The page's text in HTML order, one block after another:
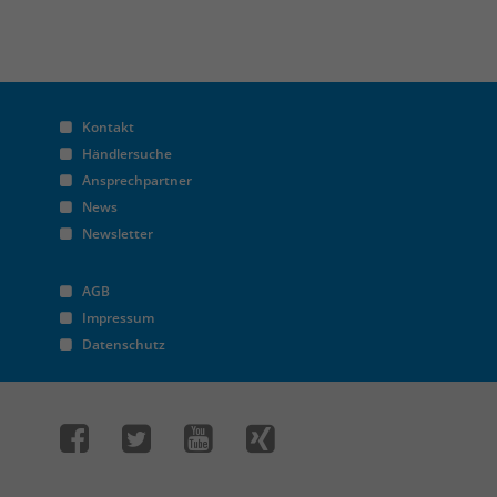
Kontakt
Händlersuche
Ansprechpartner
News
Newsletter
AGB
Impressum
Datenschutz